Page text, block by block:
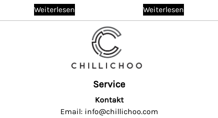
Weiterlesen Weiterlesen
Service
Kontakt
Email: info@chillichoo.com